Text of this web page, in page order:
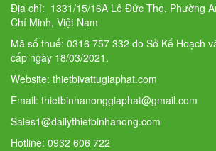
Địa chỉ: 1331/15/16A Lê Đức Thọ, Phường
Chí Minh, Việt Nam
Mã số thuế: 0316 757 332 do Sở Kế Hoạch
cấp ngày 18/03/2021.
Website: thietbivattugiaphat.com
Email: thietbinhanonggiaphat@gmail.com
Sales1@dailythietbinhanong.com
Hotline: 0932 606 722